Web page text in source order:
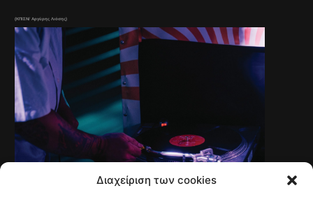
Διαχείριση των cookies
(ΚΠΙΣΝ/ Αργύρης Λιόσης)